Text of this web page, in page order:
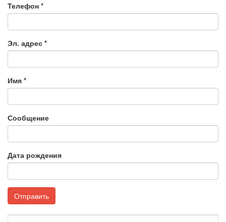
Телефон *
Эл. адрес *
Имя *
Сообщение
Дата рождения
Отправить